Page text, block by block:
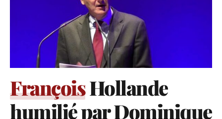
FrançoisHollande
humilié par Dominique